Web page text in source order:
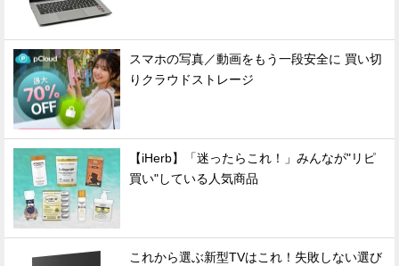
スマホの写真／動画をもう一段安全に 買い切
りクラウドストレージ
【iHerb】「迷ったらこれ！」みんなが"リピ
買い"している人気商品
これから選ぶ新型TVはこれ！失敗しない選び